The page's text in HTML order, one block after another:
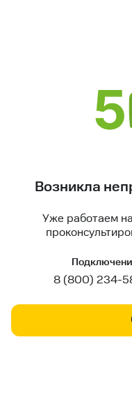
Возникла
Уже работаем
8 (800) 234-